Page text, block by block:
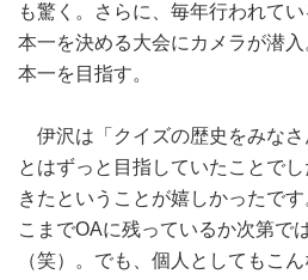
も驚く。さらに、毎年行われて
本一を決める大会にカメラが潜
本一を目指す。
伊沢は「クイズの歴史をみなさ
とはずっと目指していたことで
きたということが嬉しかったで
こまでOAに残っているか次第で
（笑）。でも、個人としてもこ